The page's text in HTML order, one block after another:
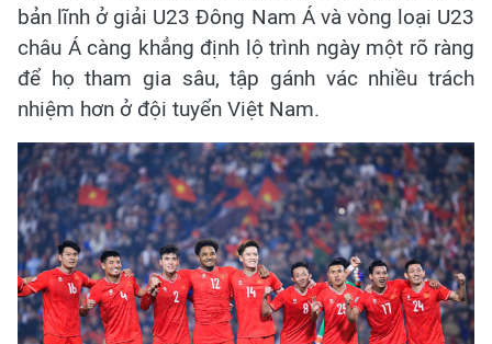
bản lĩnh ở giải U23 Đông Nam Á và vòng loại U23
châu Á càng khẳng định lộ trình ngày một rõ ràng
để họ tham gia sâu, tập gánh vác nhiều trách
nhiệm hơn ở đội tuyển Việt Nam.